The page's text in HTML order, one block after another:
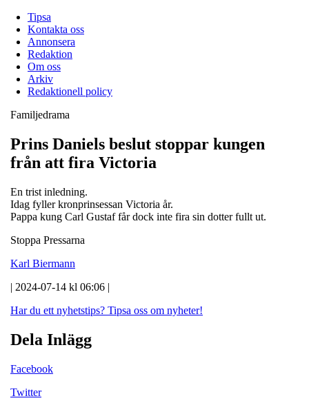
Tipsa
Kontakta oss
Annonsera
Redaktion
Om oss
Arkiv
Redaktionell policy
Familjedrama
Prins Daniels beslut stoppar kungen
från att fira Victoria
En trist inledning.
Idag fyller kronprinsessan Victoria år.
Pappa kung Carl Gustaf får dock inte fira sin dotter fullt ut.
Stoppa Pressarna
Karl Biermann
| 2024-07-14 kl 06:06 |
Har du ett nyhetstips? Tipsa oss om nyheter!
Dela Inlägg
Facebook
Twitter